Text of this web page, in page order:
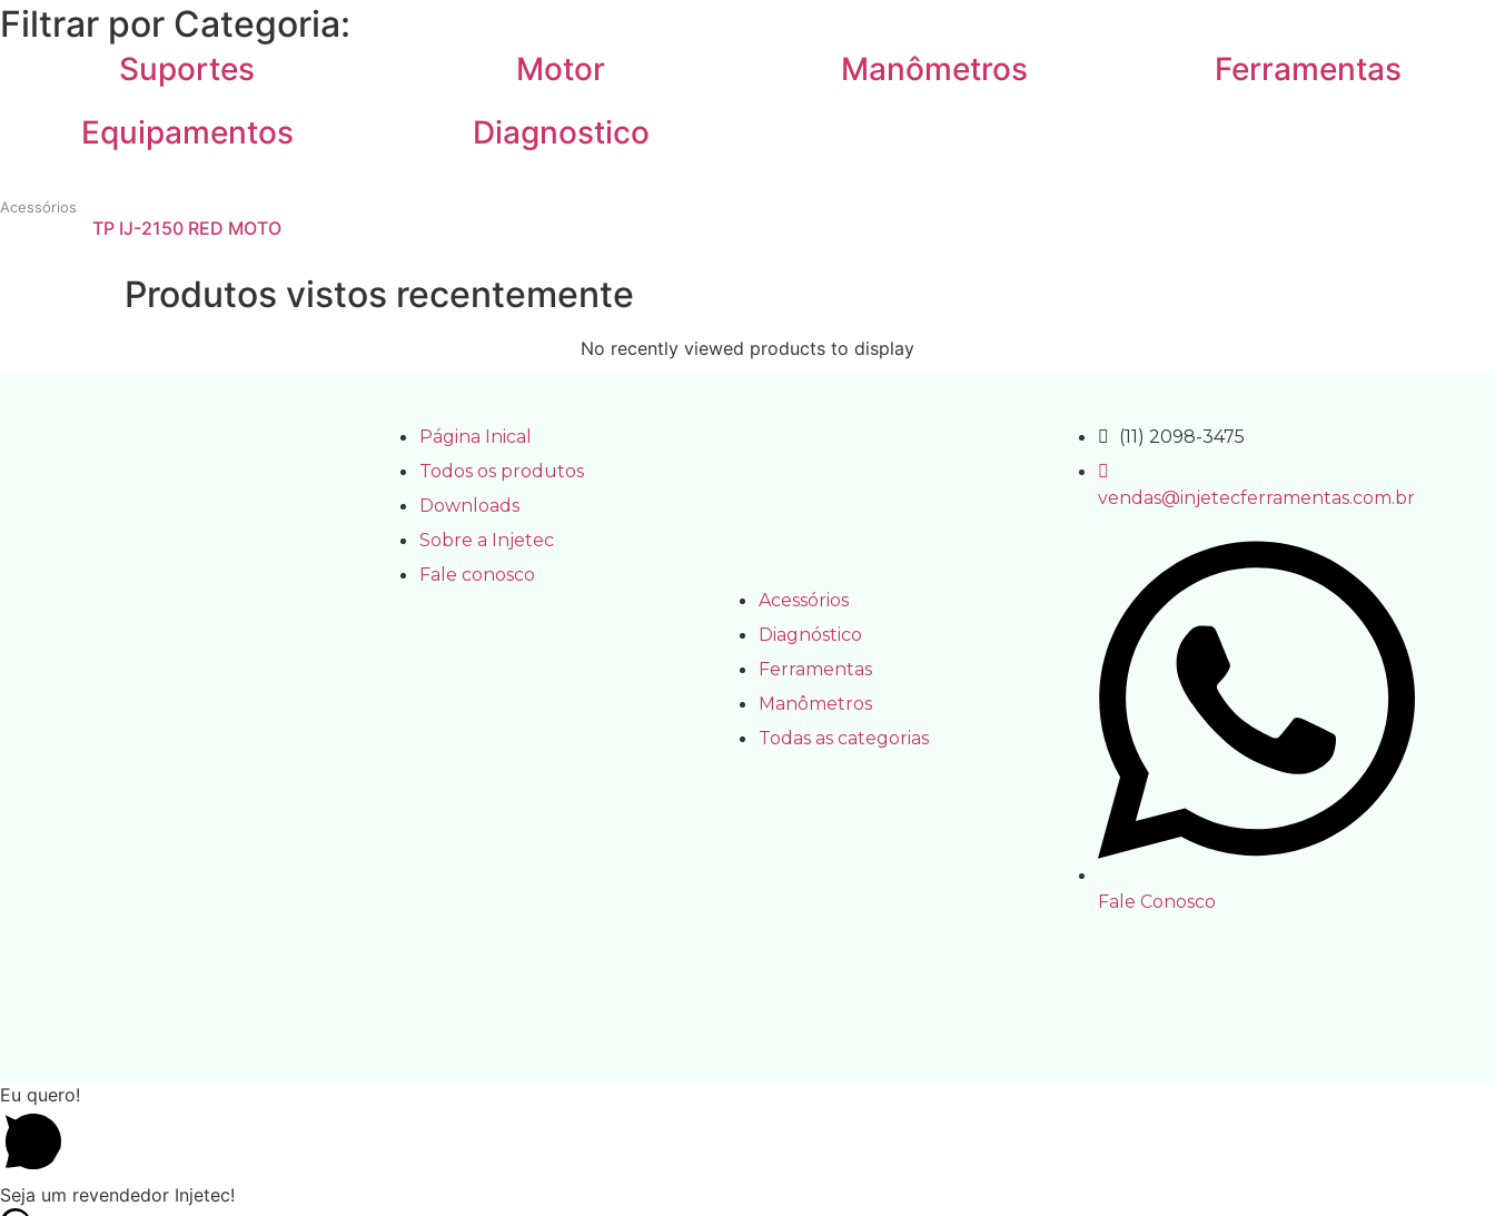
Filtrar por Categoria:
Suportes Motor Manômetros
Ferramentas
Equipamentos
Diagnostico
Acessórios
TP IJ-2150 RED MOTO
Produtos vistos recentemente
No recently viewed products to display
Página Inical
Todos os produtos
Downloads
Sobre a Injetec
Fale conosco
Acessórios
Diagnóstico
Ferramentas
Manômetros
Todas as categorias
(11) 2098-3475
vendas@injetecferramentas.com.br
Fale Conosco
Eu quero!
Seja um revendedor Injetec!